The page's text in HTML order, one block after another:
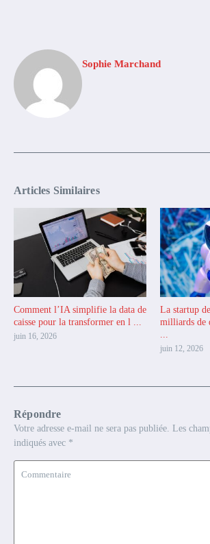
Sophie Marchand
Articles Similaires
Comment l’IA simplifie la data de
caisse pour la transformer en l ...
juin 16, 2026
La startup
milliards de
juin 12, 2026
Répondre
Votre adresse e-mail ne sera pas publiée. Les
indiqués avec *